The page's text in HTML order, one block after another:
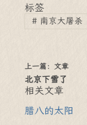
标签
#南京大屠杀
上一篇： 文章
北京下雪了
相关文章
腊八的太阳